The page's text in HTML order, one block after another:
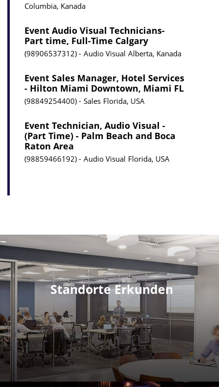
Columbia, Kanada
Event Audio Visual Technicians-
Part time, Full-Time Calgary
98906537312 Audio Visual Alberta, Kanada
Event Sales Manager, Hotel Services
- Hilton Miami Downtown, Miami FL
98849254400 Sales Florida, USA
Event Technician, Audio Visual -
(Part Time) - Palm Beach and Boca
Raton Area
98859466192 Audio Visual Florida, USA
Standorte Erkunden